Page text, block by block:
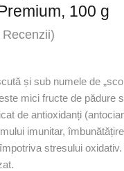
100 g
Recenzii)
și sub numele de
mici fructe de pădure
de antioxidanți
imunitar,
stresului